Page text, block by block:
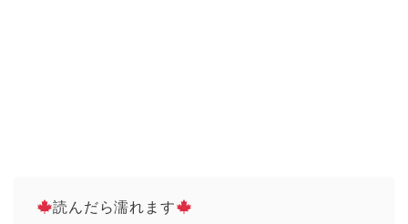
読んだら濡れます